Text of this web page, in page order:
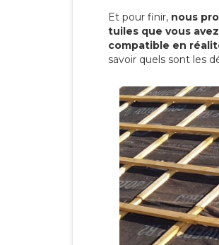
Et pour finir, nous
tuiles que vous
compatible en
savoir quels sont les